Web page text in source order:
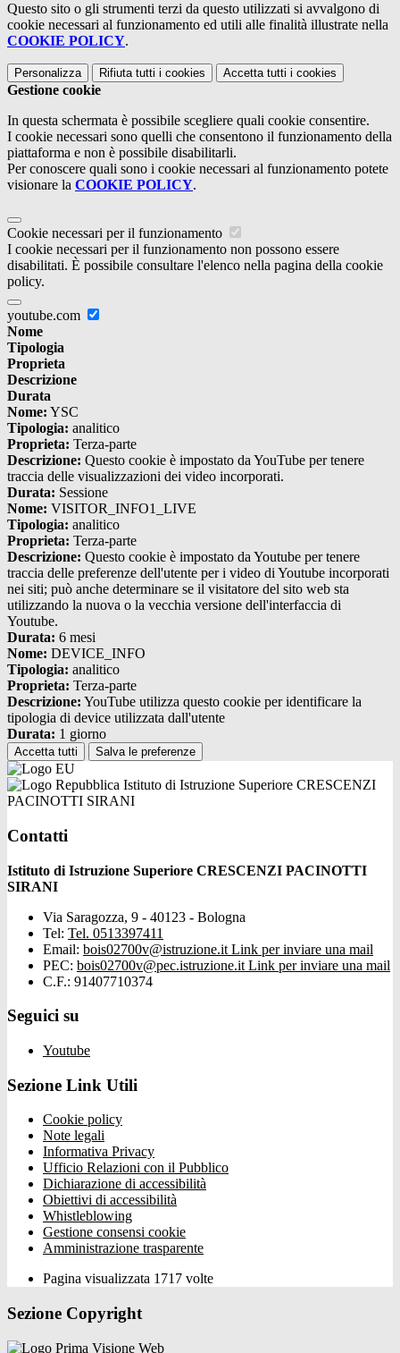
Questo sito o gli strumenti terzi da questo utilizzati si avvalgono di
cookie necessari al funzionamento ed utili alle finalità illustrate nella
COOKIE POLICY.
Personalizza Rifiuta tutti i cookies Accetta tutti i cookies
Gestione cookie
In questa schermata è possibile scegliere quali cookie consentire.
I cookie necessari sono quelli che consentono il funzionamento della
piattaforma e non è possibile disabilitarli.
Per conoscere quali sono i cookie necessari al funzionamento potete
visionare la COOKIE POLICY.
Cookie necessari per il funzionamento
I cookie necessari per il funzionamento non possono essere
disabilitati. È possibile consultare l'elenco nella pagina della cookie
policy.
youtube.com
Nome
Tipologia
Proprieta
Descrizione
Durata
Nome: YSC
Tipologia: analitico
Proprieta: Terza-parte
Descrizione: Questo cookie è impostato da YouTube per tenere
traccia delle visualizzazioni dei video incorporati.
Durata: Sessione
Nome: VISITOR_INFO1_LIVE
Tipologia: analitico
Proprieta: Terza-parte
Descrizione: Questo cookie è impostato da Youtube per tenere
traccia delle preferenze dell'utente per i video di Youtube incorporati
nei siti; può anche determinare se il visitatore del sito web sta
utilizzando la nuova o la vecchia versione dell'interfaccia di
Youtube.
Durata: 6 mesi
Nome: DEVICE_INFO
Tipologia: analitico
Proprieta: Terza-parte
Descrizione: YouTube utilizza questo cookie per identificare la
tipologia di device utilizzata dall'utente
Durata: 1 giorno
Accetta tutti Salva le preferenze
Istituto di Istruzione Superiore CRESCENZI
PACINOTTI SIRANI
Contatti
Istituto di Istruzione Superiore CRESCENZI PACINOTTI
SIRANI
Via Saragozza, 9 - 40123 - Bologna
Tel: Tel. 0513397411
Email: bois02700v@istruzione.it Link per inviare una mail
PEC: bois02700v@pec.istruzione.it Link per inviare una mail
C.F.: 91407710374
Seguici su
Youtube
Sezione Link Utili
Cookie policy
Note legali
Informativa Privacy
Ufficio Relazioni con il Pubblico
Dichiarazione di accessibilità
Obiettivi di accessibilità
Whistleblowing
Gestione consensi cookie
Amministrazione trasparente
Pagina visualizzata 1717 volte
Sezione Copyright